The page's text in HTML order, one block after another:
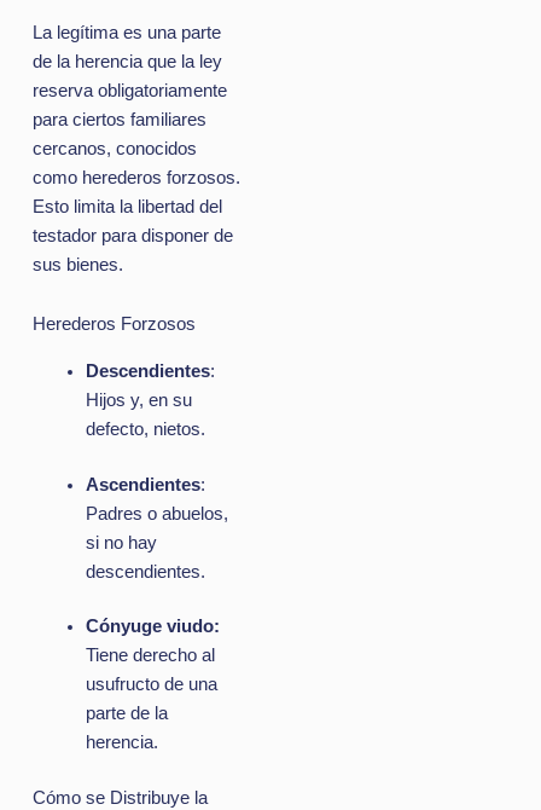
La legítima es una parte
de la herencia que la ley
reserva obligatoriamente
para ciertos familiares
cercanos, conocidos
como herederos forzosos.
Esto limita la libertad del
testador para disponer de
sus bienes.
Herederos Forzosos
Descendientes:
Hijos y, en su
defecto, nietos.
Ascendientes:
Padres o abuelos,
si no hay
descendientes.
Cónyuge viudo:
Tiene derecho al
usufructo de una
parte de la
herencia.
Cómo se Distribuye la